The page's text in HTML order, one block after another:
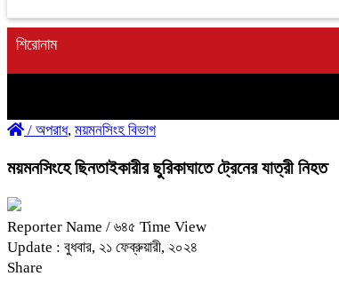
শিরোনাম
/ অপরাধ, ময়মনসিংহ বিভাগ
ময়মনসিংহে ছিনতাইকারীর ছুরিকাঘাতে ট্রেনের যাত্রী নিহত
Reporter Name / ৬৪৫ Time View
Update : বুধবার, ২১ ফেব্রুয়ারী, ২০২৪
Share